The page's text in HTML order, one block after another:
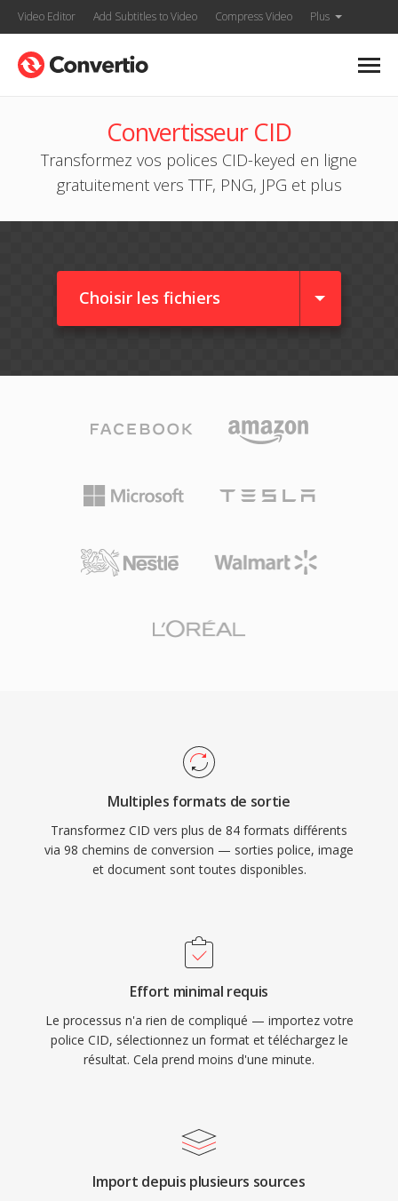
Video Editor Add Subtitles to Video Compress Video Plus
Convertisseur CID
Transformez vos polices CID-keyed en ligne
gratuitement vers TTF, PNG, JPG et plus
Choisir les fichiers
Multiples formats de sortie
Transformez CID vers plus de 84 formats différents
via 98 chemins de conversion — sorties police, image
et document sont toutes disponibles.
Effort minimal requis
Le processus n'a rien de compliqué — importez votre
police CID, sélectionnez un format et téléchargez le
résultat. Cela prend moins d'une minute.
Import depuis plusieurs sources